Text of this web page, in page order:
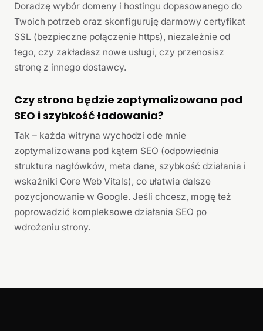
Doradzę wybór domeny i hostingu dopasowanego do
Twoich potrzeb oraz skonfiguruję darmowy certyfikat
SSL (bezpieczne połączenie https), niezależnie od
tego, czy zakładasz nowe usługi, czy przenosisz
stronę z innego dostawcy.
Czy strona będzie zoptymalizowana pod
SEO i szybkość ładowania?
Tak – każda witryna wychodzi ode mnie
zoptymalizowana pod kątem SEO (odpowiednia
struktura nagłówków, meta dane, szybkość działania i
wskaźniki Core Web Vitals), co ułatwia dalsze
pozycjonowanie w Google. Jeśli chcesz, mogę też
poprowadzić kompleksowe działania SEO po
wdrożeniu strony.